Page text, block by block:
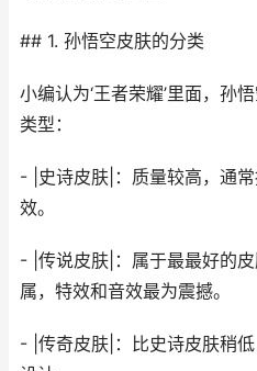
## 1. 孙悟空皮肤的分类
小编认为‘王者荣耀’里面，孙
类型：
- |史诗皮肤|：质量较高，通
效。
- |传说皮肤|：属于最最好的
属，特效和音效最为震撼。
- |传奇皮肤|：比史诗皮肤稍